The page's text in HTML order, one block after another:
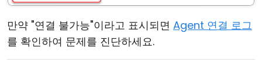
만약 "연결 불가능"이라고 표시되면 Agent 연결 로그
를 확인하여 문제를 진단하세요.